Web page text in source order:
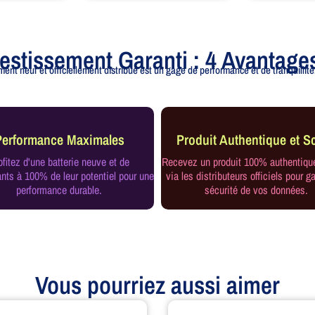
Garanti : 4
neuf et officiellement distribué est un gage de performance et de
Maximales
d'une batterie neuve et de
à 100% de leur potentiel pour une
performance durable.
Produit Authentique et
Recevez un produit 100%
via les distributeurs officiels pour
sécurité de vos données.
Vous pourriez aussi aimer